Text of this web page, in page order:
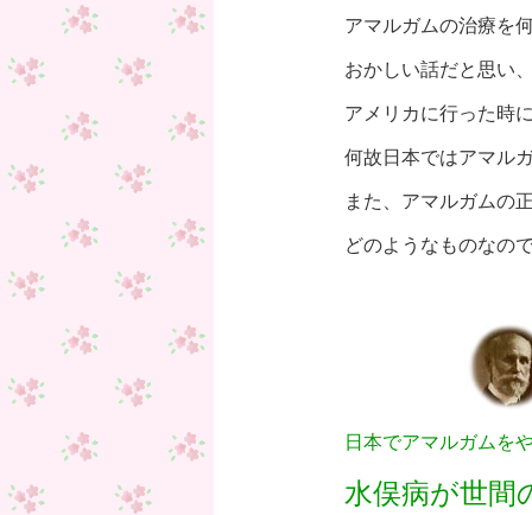
アマルガムの治療を
おかしい話だと思い
アメリカに行った時
何故日本ではアマル
また、アマルガムの
どのようなものなの
日本でアマルガムを
水俣病が世間